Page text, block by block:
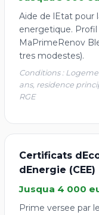
Aide de lEtat pour
energetique. Profil
MaPrimeRenov
tres modestes).
Conditions :
ans, residence
RGE
Certificats
dEnergie (CEE)
Jusqua 4 000
Prime versee par